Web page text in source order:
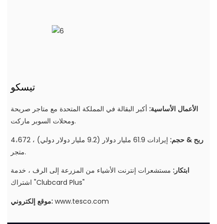
تيسكو
الأعمال الأساسية: أكبر البقالة في المملكة المتحدة مع متاجر صريحة
ومحلات السوبر ماركت.
ربح & حجم:
إيرادات 61.9 مليار دولار (9.2 مليار دولار دولي) ، 4،672
متجر.
ابتكار: مستشعرات إنترنت الأشياء من المزرعة إلى الرف ، خدمة
اشتراك "Clubcard Plus"
موقع إلكتروني: www.tesco.com